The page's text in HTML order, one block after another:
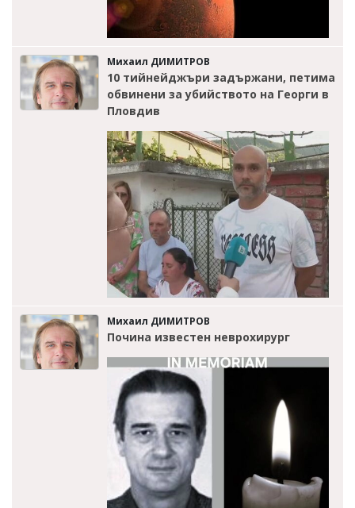
Михаил ДИМИТРОВ
10 тийнейджъри задържани, петима
обвинени за убийството на Георги в
Пловдив
Михаил ДИМИТРОВ
Почина известен неврохирург